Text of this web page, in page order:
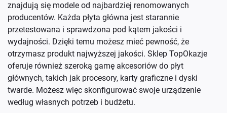
znajdują się modele od najbardziej renomowanych
producentów. Każda płyta główna jest starannie
przetestowana i sprawdzona pod kątem jakości i
wydajności. Dzięki temu możesz mieć pewność, że
otrzymasz produkt najwyższej jakości. Sklep TopOkazje
oferuje również szeroką gamę akcesoriów do płyt
głównych, takich jak procesory, karty graficzne i dyski
twarde. Możesz więc skonfigurować swoje urządzenie
według własnych potrzeb i budżetu.